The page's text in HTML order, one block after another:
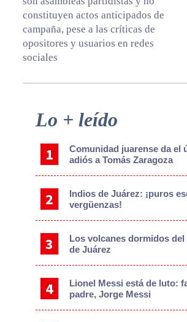
constituyen actos anticipados de
campaña, pese a las críticas de
opositores y usuarios en redes
sociales
Primary
Lo + leído
Comunidad juarense da el
adiós a Tomás Zaragoza
Indios de Juárez: ¡puros
vergüenzas!
Los volcanes dormidos
de Juárez
Lionel Messi está de luto:
padre, Jorge Messi